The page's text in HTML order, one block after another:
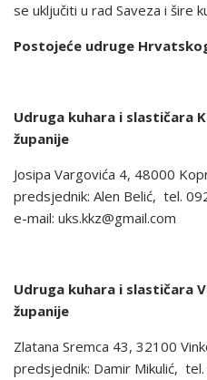
se uključiti u rad Saveza i šire
Postojeće udruge
Udruga kuhara i slastičara
županije
Josipa Vargovića 4, 48000
predsjednik: Alen Belić, tel.
e-mail: uks.kkz@gmail.com
Udruga kuhara i slastičara
županije
Zlatana Sremca 43, 32100
predsjednik: Damir Mikulić,